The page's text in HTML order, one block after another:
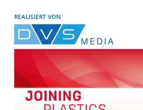
REALISIERT VON